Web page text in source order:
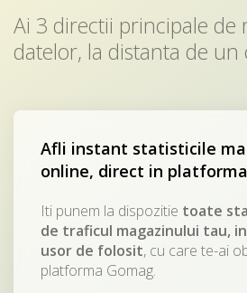
Ai 3 directii principale de
datelor, la distanta de un
Afli instant statisticile
online, direct in platforma
Iti punem la dispozitie toate
de traficul magazinului tau,
usor de folosit, cu care te-ai
platforma Gomag.